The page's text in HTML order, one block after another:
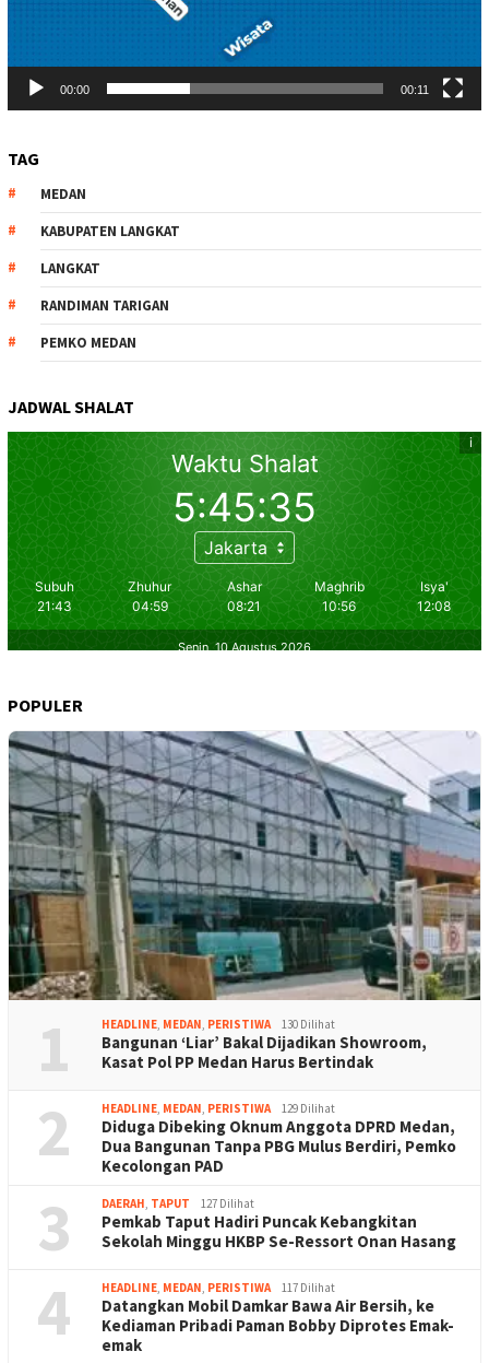
00:00 00:11
TAG
MEDAN
KABUPATEN LANGKAT
LANGKAT
RANDIMAN TARIGAN
PEMKO MEDAN
JADWAL SHALAT
POPULER
1 HEADLINE, MEDAN, PERISTIWA 130 Dilihat
Bangunan ‘Liar’ Bakal Dijadikan Showroom,
Kasat Pol PP Medan Harus Bertindak
2 HEADLINE, MEDAN, PERISTIWA 129 Dilihat
Diduga Dibeking Oknum Anggota DPRD Medan,
Dua Bangunan Tanpa PBG Mulus Berdiri, Pemko
Kecolongan PAD
3 DAERAH, TAPUT 127 Dilihat
Pemkab Taput Hadiri Puncak Kebangkitan
Sekolah Minggu HKBP Se-Ressort Onan Hasang
4 HEADLINE, MEDAN, PERISTIWA 117 Dilihat
Datangkan Mobil Damkar Bawa Air Bersih, ke
Kediaman Pribadi Paman Bobby Diprotes Emak-
emak